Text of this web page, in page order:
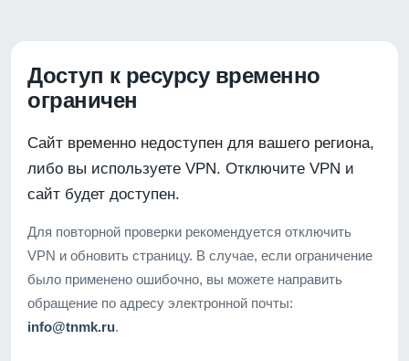
Доступ к ресурсу временно
ограничен
Сайт временно недоступен для вашего региона,
либо вы используете VPN. Отключите VPN и
сайт будет доступен.
Для повторной проверки рекомендуется отключить
VPN и обновить страницу. В случае, если ограничение
было применено ошибочно, вы можете направить
обращение по адресу электронной почты:
info@tnmk.ru.